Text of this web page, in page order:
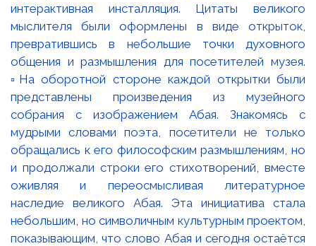
интерактивная инсталляция. Цитаты великого
мыслителя были оформлены в виде открыток,
превратившись в небольшие точки духовного
общения и размышления для посетителей музея.
▫️На оборотной стороне каждой открытки были
представлены произведения из музейного
собрания с изображением Абая. Знакомясь с
мудрыми словами поэта, посетители не только
обращались к его философским размышлениям, но
и продолжали строки его стихотворений, вместе
оживляя и переосмысливая литературное
наследие великого Абая. Эта инициатива стала
небольшим, но символичным культурным проектом,
показывающим, что слово Абая и сегодня остаётся